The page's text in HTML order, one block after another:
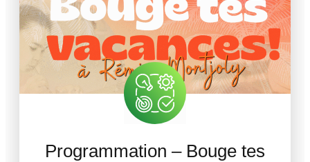
Programmation – Bouge tes